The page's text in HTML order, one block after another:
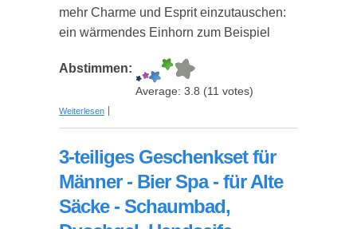
mehr Charme und Esprit einzutauschen:
ein wärmendes Einhorn zum Beispiel
Abstimmen:
Average: 3.8 (11 votes)
Weiterlesen über Kuscheliges Einhorn als Wärmekissen
3-teiliges Geschenkset für
Männer - Bier Spa - für Alte
Säcke - Schaumbad,